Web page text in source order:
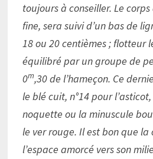
toujours à conseiller. Le
fine, sera suivi d’un bas de
18 ou 20 centièmes ; flotteur
équilibré par un groupe de
0m,30 de l’hameçon. Ce
le blé cuit, n°14 pour
noquette ou la minuscule
le ver rouge. Il est bon que la
l’espace amorcé vers son